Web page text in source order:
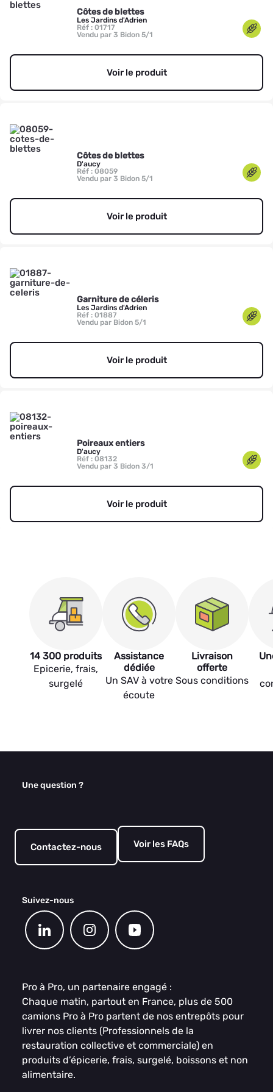
Côtes de blettes
Les Jardins d'Adrien
Réf : 01717
Vendu par 3 Bidon 5/1
Voir le produit
Côtes de blettes
D'aucy
Réf : 08059
Vendu par 3 Bidon 5/1
Voir le produit
Garniture de céleris
Les Jardins d'Adrien
Réf : 01887
Vendu par Bidon 5/1
Voir le produit
Poireaux entiers
D'aucy
Réf : 08132
Vendu par 3 Bidon 3/1
Voir le produit
14 300 produits
Epicerie, frais,
surgelé
Assistance
dédiée
Un SAV à votre
écoute
Livraison
offerte
Sous conditions
Une question ?
Contactez-nous Voir les FAQs
Suivez-nous
Pro à Pro, un partenaire engagé :
Chaque matin, partout en France, plus de 500
camions Pro à Pro partent de nos entrepôts pour
livrer nos clients (Professionnels de la
restauration collective et commerciale) en
produits d’épicerie, frais, surgelé, boissons et non
alimentaire.